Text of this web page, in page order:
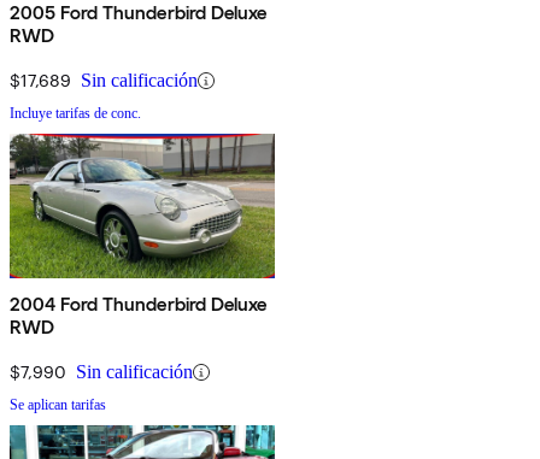
2005 Ford Thunderbird Deluxe
RWD
$17,689 Sin calificación
Incluye tarifas de conc.
2004 Ford Thunderbird Deluxe
RWD
$7,990 Sin calificación
Se aplican tarifas